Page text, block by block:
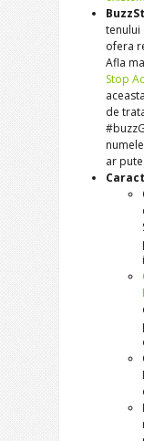
tenului
ofera
Afla
Stop
de
ar